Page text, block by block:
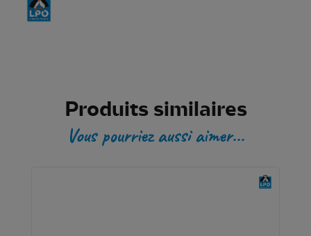
Produits similaires
Vous pourriez aussi aimer...